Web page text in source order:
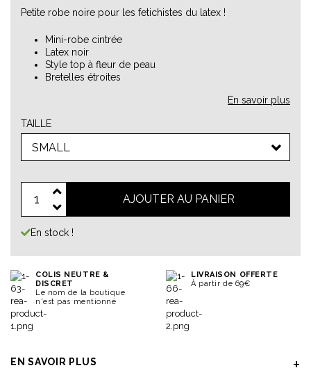
Petite robe noire pour les fetichistes du latex !
Mini-robe cintrée
Latex noir
Style top à fleur de peau
Bretelles étroites
En savoir plus
TAILLE
SMALL
AJOUTER AU PANIER
En stock !
COLIS NEUTRE &
DISCRET
Le nom de la boutique
n'est pas mentionné
LIVRAISON OFFERTE
À partir de 69€
EN SAVOIR PLUS